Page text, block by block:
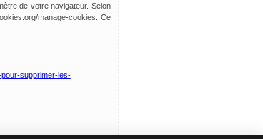
de votre navigateur. Selon
manage-cookies. Ce
supprimer-les-